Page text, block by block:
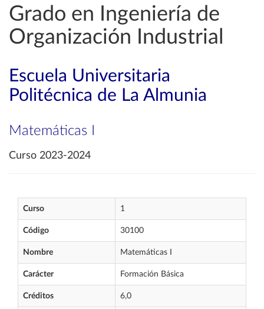
Grado en Ingeniería de
Organización Industrial
Escuela Universitaria
Politécnica de La Almunia
Matemáticas I
Curso 2023-2024
Curso 1
Código 30100
Nombre Matemáticas I
Carácter Formación Básica
Créditos 6,0